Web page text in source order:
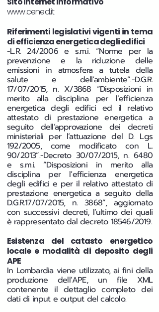
www.cened.it
Riferimenti legislativi vigenti in tema
di efficienza energetica degli edifici
-L.R. 24/2006 e s.m.i. “Norme per la
prevenzione e la riduzione delle
emissioni in atmosfera a tutela della
salute e dell’ambiente”.-D.G.R.
17/07/2015, n. X/3868 “Disposizioni in
merito alla disciplina per l’efficienza
energetica degli edifici ed il relativo
attestato di prestazione energetica a
seguito dell’approvazione dei decreti
ministeriali per l’attuazione del D. Lgs
192/2005, come modificato con L.
90/2013”.-Decreto 30/07/2015, n. 6480
e s.m.i. “Disposizioni in merito alla
disciplina per l’efficienza energetica
degli edifici e per il relativo attestato di
prestazione energetica a seguito della
D.G.R.17/07/2015, n. 3868”, aggiornato
con successivi decreti, l’ultimo dei quali
è rappresentato dal decreto 18546/2019.
Esistenza del catasto energetico
locale e modalità di deposito degli
APE
In Lombardia viene utilizzato, ai fini della
produzione dell’APE, un file XML
contenente il dettaglio completo dei
dati di input e output del calcolo.